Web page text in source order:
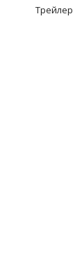
Трейлер